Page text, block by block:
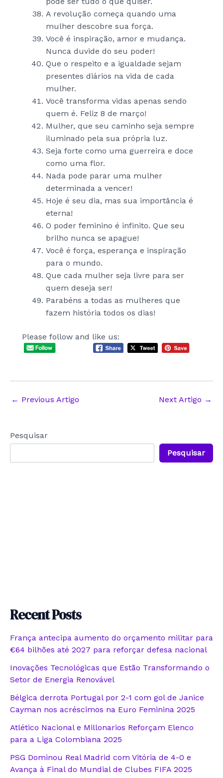
A revolução começa quando uma
mulher descobre sua força.
Você é inspiração, amor e mudança.
Nunca duvide do seu poder!
Que o respeito e a igualdade sejam
presentes diários na vida de cada
mulher.
Você transforma vidas apenas sendo
quem é. Feliz 8 de março!
Mulher, que seu caminho seja sempre
iluminado pela sua própria luz.
Seja forte como uma guerreira e doce
como uma flor.
Nada pode parar uma mulher
determinada a vencer!
Hoje é seu dia, mas sua importância é
eterna!
O poder feminino é infinito. Que seu
brilho nunca se apague!
Você é força, esperança e inspiração
para o mundo.
Que cada mulher seja livre para ser
quem deseja ser!
Parabéns a todas as mulheres que
fazem história todos os dias!
Please follow and like us:
Post
← Previous Artigo Next Artigo →
Pesquisar
Pesquisar
Recent Posts
França antecipa aumento do orçamento militar para
€64 bilhões até 2027 para reforçar defesa nacional
Inovações Tecnológicas que Estão Transformando o
Setor de Energia Renovável
Bélgica derrota Portugal por 2-1 com gol de Janice
Cayman nos acréscimos na Euro Feminina 2025
Atlético Nacional e Millonarios Reforçam Elenco
para a Liga Colombiana 2025
PSG Dominou Real Madrid com Vitória de 4-0 e
Avança à Final do Mundial de Clubes FIFA 2025